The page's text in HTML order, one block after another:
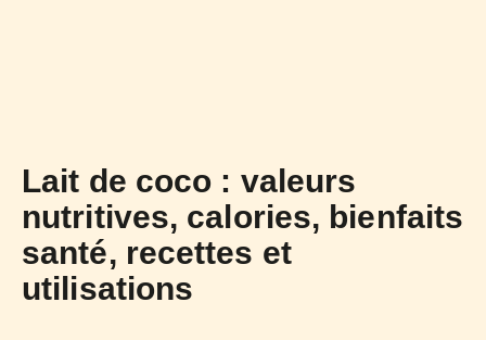
Lait de coco : valeurs
nutritives, calories, bienfaits
santé, recettes et
utilisations